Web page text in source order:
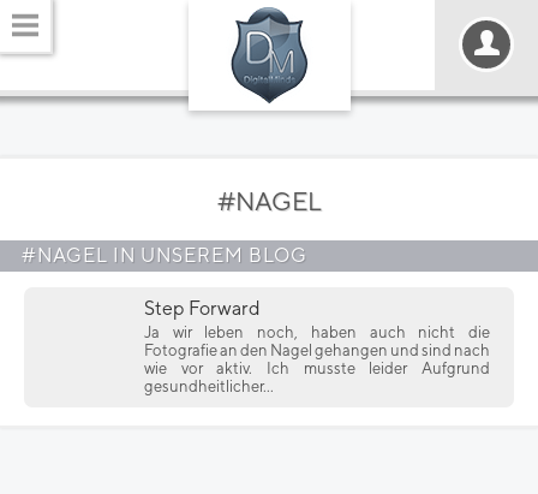
#NAGEL
#NAGEL IN UNSEREM BLOG
Step Forward
Ja wir leben noch, haben auch nicht die
Fotografie an den Nagel gehangen und sind nach
wie vor aktiv. Ich musste leider Aufgrund
gesundheitlicher...